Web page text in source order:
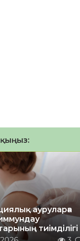
ауруларға
тиімділігі